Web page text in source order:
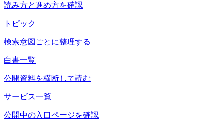
読み方と進め方を確認
トピック
検索意図ごとに整理する
白書一覧
公開資料を横断して読む
サービス一覧
公開中の入口ページを確認